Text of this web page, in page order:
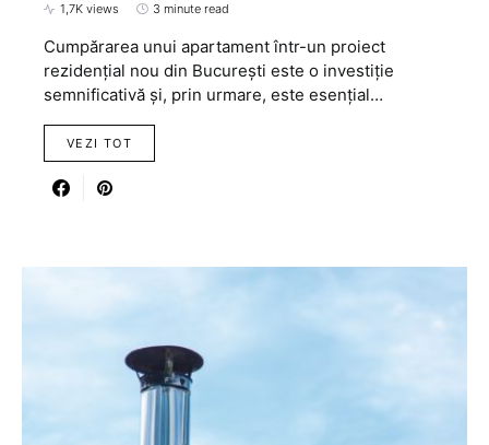
1,7K views 3 minute read
Cumpărarea unui apartament într-un proiect
rezidențial nou din București este o investiție
semnificativă și, prin urmare, este esențial…
VEZI TOT